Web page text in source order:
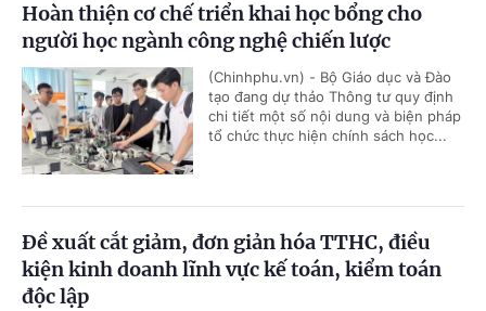
Hoàn thiện cơ chế triển khai học bổng cho
người học ngành công nghệ chiến lược
(Chinhphu.vn) - Bộ Giáo dục và Đào
tạo đang dự thảo Thông tư quy định
chi tiết một số nội dung và biện pháp
tổ chức thực hiện chính sách học...
Đề xuất cắt giảm, đơn giản hóa TTHC, điều
kiện kinh doanh lĩnh vực kế toán, kiểm toán
độc lập